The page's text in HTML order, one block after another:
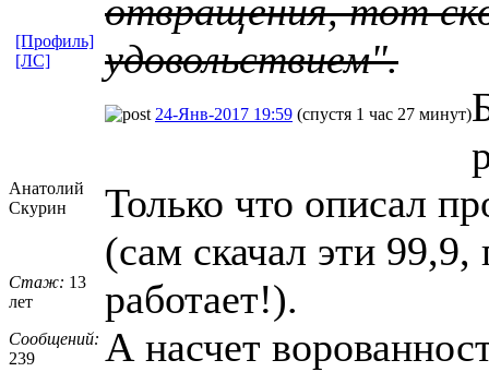
отвращения, тот
удовольствием".
[Профиль]
[ЛС]
Анатолий
Скурин
Стаж: 13
лет
Сообщений:
239
24-Янв-2017 19:59 (спустя 1 час 27 минут)
Только что описал
(сам скачал эти
работает!).
А насчет